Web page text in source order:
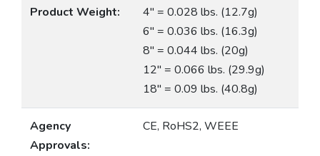
Product Weight:
4″ = 0.028 lbs. (12.7g)
6″ = 0.036 lbs. (16.3g)
8″ = 0.044 lbs. (20g)
12″ = 0.066 lbs. (29.9g)
18″ = 0.09 lbs. (40.8g)
Agency
Approvals:
CE, RoHS2, WEEE